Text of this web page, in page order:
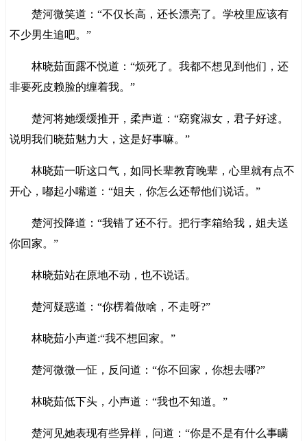
楚河微笑道：“不仅长高，还长漂亮了。学校里应该有
不少男生追吧。”
林晓茹面露不悦道：“烦死了。我都不想见到他们，还
非要死皮赖脸的缠着我。”
楚河将她缓缓推开，柔声道：“窈窕淑女，君子好逑。
说明我们晓茹魅力大，这是好事嘛。”
林晓茹一听这口气，如同长辈教育晚辈，心里就有点不
开心，嘟起小嘴道：“姐夫，你怎么还帮他们说话。”
楚河投降道：“我错了还不行。把行李箱给我，姐夫送
你回家。”
林晓茹站在原地不动，也不说话。
楚河疑惑道：“你楞着做啥，不走呀?”
林晓茹小声道:“我不想回家。”
楚河微微一怔，反问道：“你不回家，你想去哪?”
林晓茹低下头，小声道：“我也不知道。”
楚河见她表现有些异样，问道：“你是不是有什么事瞒